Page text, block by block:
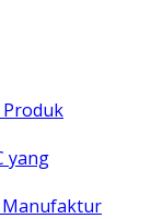
Produk
yang
Manufaktur